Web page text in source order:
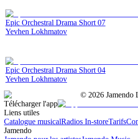
Epic Orchestral Drama Short 07
Yevhen Lokhmatov
Epic Orchestral Drama Short 04
Yevhen Lokhmatov
© 2026 Jamendo
Télécharger l'app
Liens utiles
Catalogue musicalRadios In-storeTarifs
Jamendo